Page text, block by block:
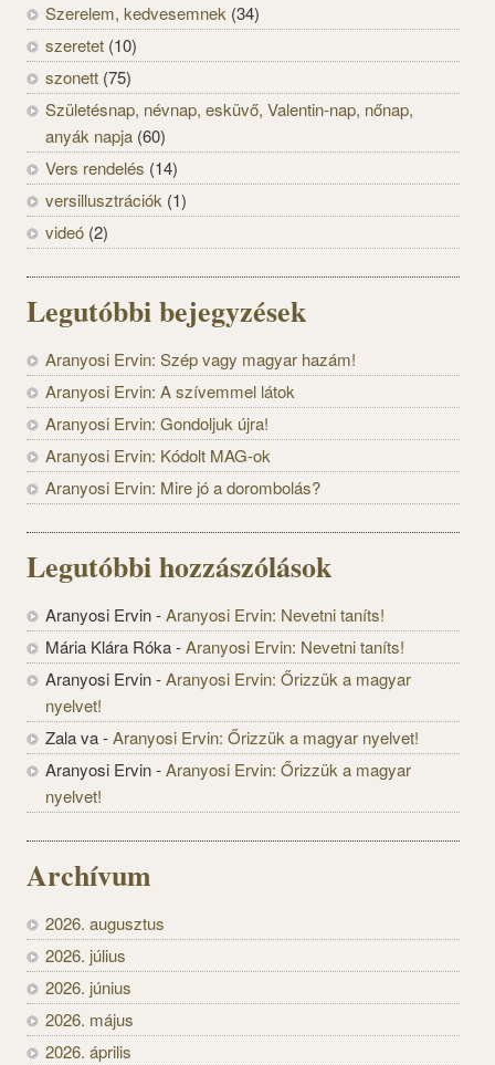
Szerelem, kedvesemnek (34)
szeretet (10)
szonett (75)
Születésnap, névnap, esküvő, Valentin-nap, nőnap,
anyák napja (60)
Vers rendelés (14)
versillusztrációk (1)
videó (2)
Legutóbbi bejegyzések
Aranyosi Ervin: Szép vagy magyar hazám!
Aranyosi Ervin: A szívemmel látok
Aranyosi Ervin: Gondoljuk újra!
Aranyosi Ervin: Kódolt MAG-ok
Aranyosi Ervin: Mire jó a dorombolás?
Legutóbbi hozzászólások
Aranyosi Ervin-Aranyosi Ervin: Nevetni taníts!
Mária Klára Róka-Aranyosi Ervin: Nevetni taníts!
Aranyosi Ervin-Aranyosi Ervin: Őrizzük a magyar
nyelvet!
Zala va-Aranyosi Ervin: Őrizzük a magyar nyelvet!
Aranyosi Ervin-Aranyosi Ervin: Őrizzük a magyar
nyelvet!
Archívum
2026. augusztus
2026. július
2026. június
2026. május
2026. április